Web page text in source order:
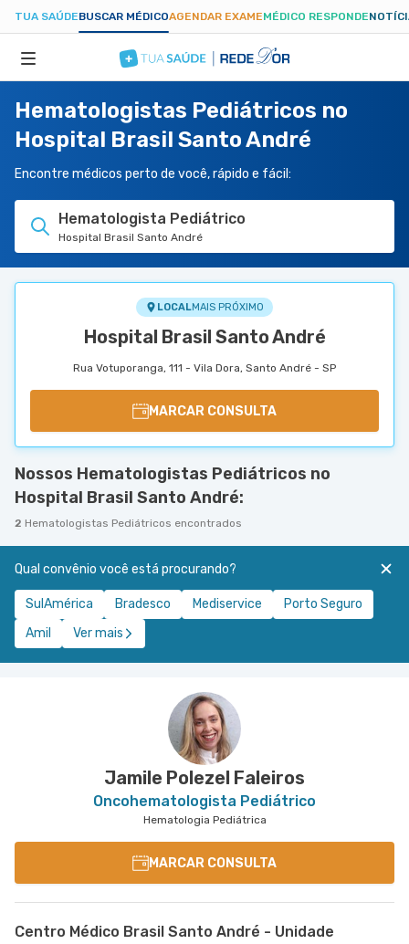
TUA SAÚDEBUSCAR MÉDICOAGENDAR EXAMEMÉDICO RESPONDE
ESPECIALIDADES
HOSPITAIS
TUASAUDE.COM
Hematologistas Pediátricos no
Hospital Brasil Santo André
Encontre médicos perto de você, rápido e fácil:
Hematologista Pediátrico
Hospital Brasil Santo André
LOCALMAIS PRÓXIMO
Hospital Brasil Santo André
Rua Votuporanga, 111 - Vila Dora, Santo André - SP
MARCAR CONSULTA
Nossos Hematologistas Pediátricos no
Hospital Brasil Santo André:
2 Hematologistas Pediátricos encontrados
Qual convênio você está procurando?
SulAmérica Bradesco Mediservice
Porto Seguro
Amil
Ver mais
Jamile Polezel Faleiros
Oncohematologista Pediátrico
Hematologia Pediátrica
MARCAR CONSULTA
Centro Médico Brasil Santo André - Unidade